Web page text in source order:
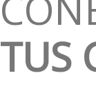
TUS